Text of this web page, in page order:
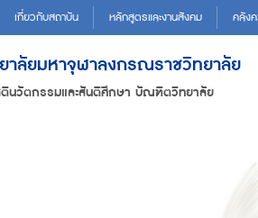
เกี่ยวกับสถาบัน หลักสูตรและงานสังคม คลัง
าลัยมหาจุฬาลงกรณราชวิทยาลัย
นวัตกรรมและสันติศึกษา บัณฑิตวิทยาลัย